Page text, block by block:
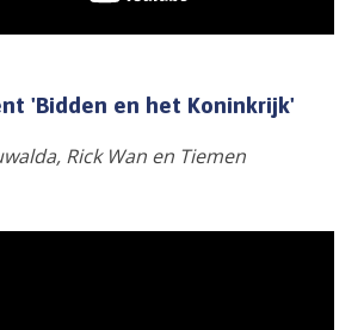
'Bidden en het Koninkrijk'
Rick Wan en Tiemen